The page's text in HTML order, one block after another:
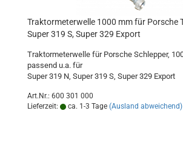
Traktormeterwelle 1000 mm für Porsche
Super 319 S, Super 329 Export
Traktormeterwelle für Porsche Schlepper,
passend u.a. für
Super 319 N, Super 319 S, Super 329 Export
Art.Nr.: 600 301 000
Lieferzeit:
ca. 1-3 Tage (Ausland abweichend)